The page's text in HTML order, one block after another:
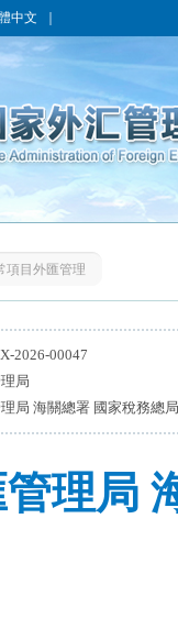
中文
項目外匯管理
2026-00047
局
局 海關總署 國家稅務總
管理局